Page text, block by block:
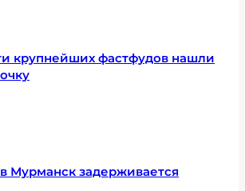
крупнейших фастфудов нашли
Мурманск задерживается